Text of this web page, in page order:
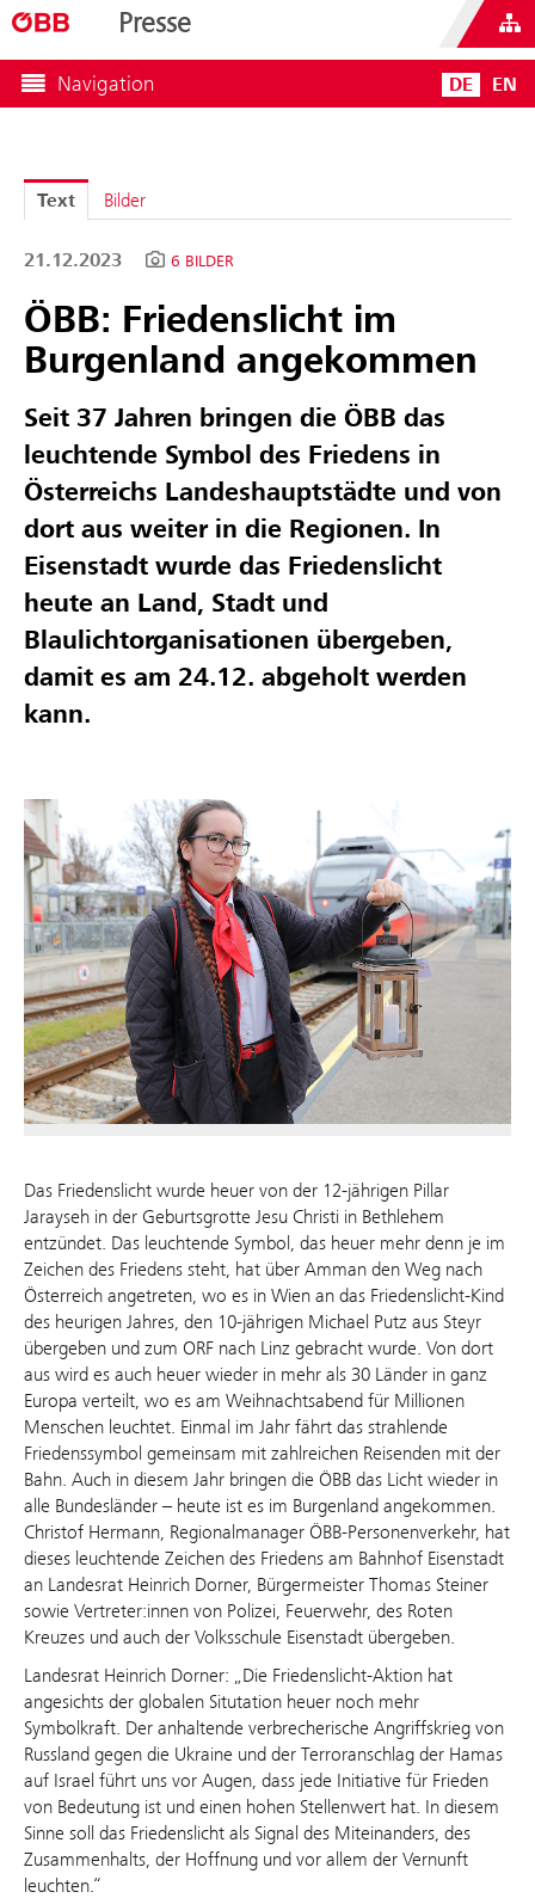
Presse
Navigation DE EN
Text Bilder
21.12.2023 6 BILDER
ÖBB: Friedenslicht im
Burgenland angekommen
Seit 37 Jahren bringen die ÖBB das
leuchtende Symbol des Friedens in
Österreichs Landeshauptstädte und von
dort aus weiter in die Regionen. In
Eisenstadt wurde das Friedenslicht
heute an Land, Stadt und
Blaulichtorganisationen übergeben,
damit es am 24.12. abgeholt werden
kann.
Das Friedenslicht wurde heuer von der 12-jährigen Pillar
Jarayseh in der Geburtsgrotte Jesu Christi in Bethlehem
entzündet. Das leuchtende Symbol, das heuer mehr denn je im
Zeichen des Friedens steht, hat über Amman den Weg nach
Österreich angetreten, wo es in Wien an das Friedenslicht-Kind
des heurigen Jahres, den 10-jährigen Michael Putz aus Steyr
übergeben und zum ORF nach Linz gebracht wurde. Von dort
aus wird es auch heuer wieder in mehr als 30 Länder in ganz
Europa verteilt, wo es am Weihnachtsabend für Millionen
Menschen leuchtet. Einmal im Jahr fährt das strahlende
Friedenssymbol gemeinsam mit zahlreichen Reisenden mit der
Bahn. Auch in diesem Jahr bringen die ÖBB das Licht wieder in
alle Bundesländer – heute ist es im Burgenland angekommen.
Christof Hermann, Regionalmanager ÖBB-Personenverkehr, hat
dieses leuchtende Zeichen des Friedens am Bahnhof Eisenstadt
an Landesrat Heinrich Dorner, Bürgermeister Thomas Steiner
sowie Vertreter:innen von Polizei, Feuerwehr, des Roten
Kreuzes und auch der Volksschule Eisenstadt übergeben.
Landesrat Heinrich Dorner: „Die Friedenslicht-Aktion hat
angesichts der globalen Situtation heuer noch mehr
Symbolkraft. Der anhaltende verbrecherische Angriffskrieg von
Russland gegen die Ukraine und der Terroranschlag der Hamas
auf Israel führt uns vor Augen, dass jede Initiative für Frieden
von Bedeutung ist und einen hohen Stellenwert hat. In diesem
Sinne soll das Friedenslicht als Signal des Miteinanders, des
Zusammenhalts, der Hoffnung und vor allem der Vernunft
leuchten.“